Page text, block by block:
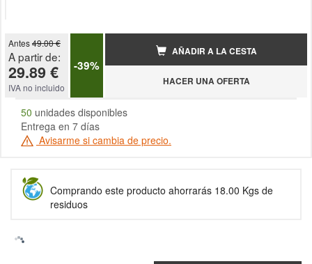
Antes49.00 €
A partir de:
29.89 €
IVA no incluido
-39%
AÑADIR A LA CESTA
HACER UNA OFERTA
50 unidades disponibles
Entrega en 7 días
Avisarme si cambia de precio.
Comprando este producto ahorrarás 18.00 Kgs de
residuos